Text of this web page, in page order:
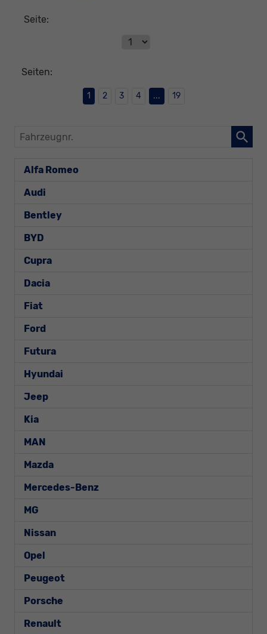
Seite:
Seiten:
1 2 3 4 ... 19
Fahrzeugnr.
Alfa Romeo
Audi
Bentley
BYD
Cupra
Dacia
Fiat
Ford
Futura
Hyundai
Jeep
Kia
MAN
Mazda
Mercedes-Benz
MG
Nissan
Opel
Peugeot
Porsche
Renault